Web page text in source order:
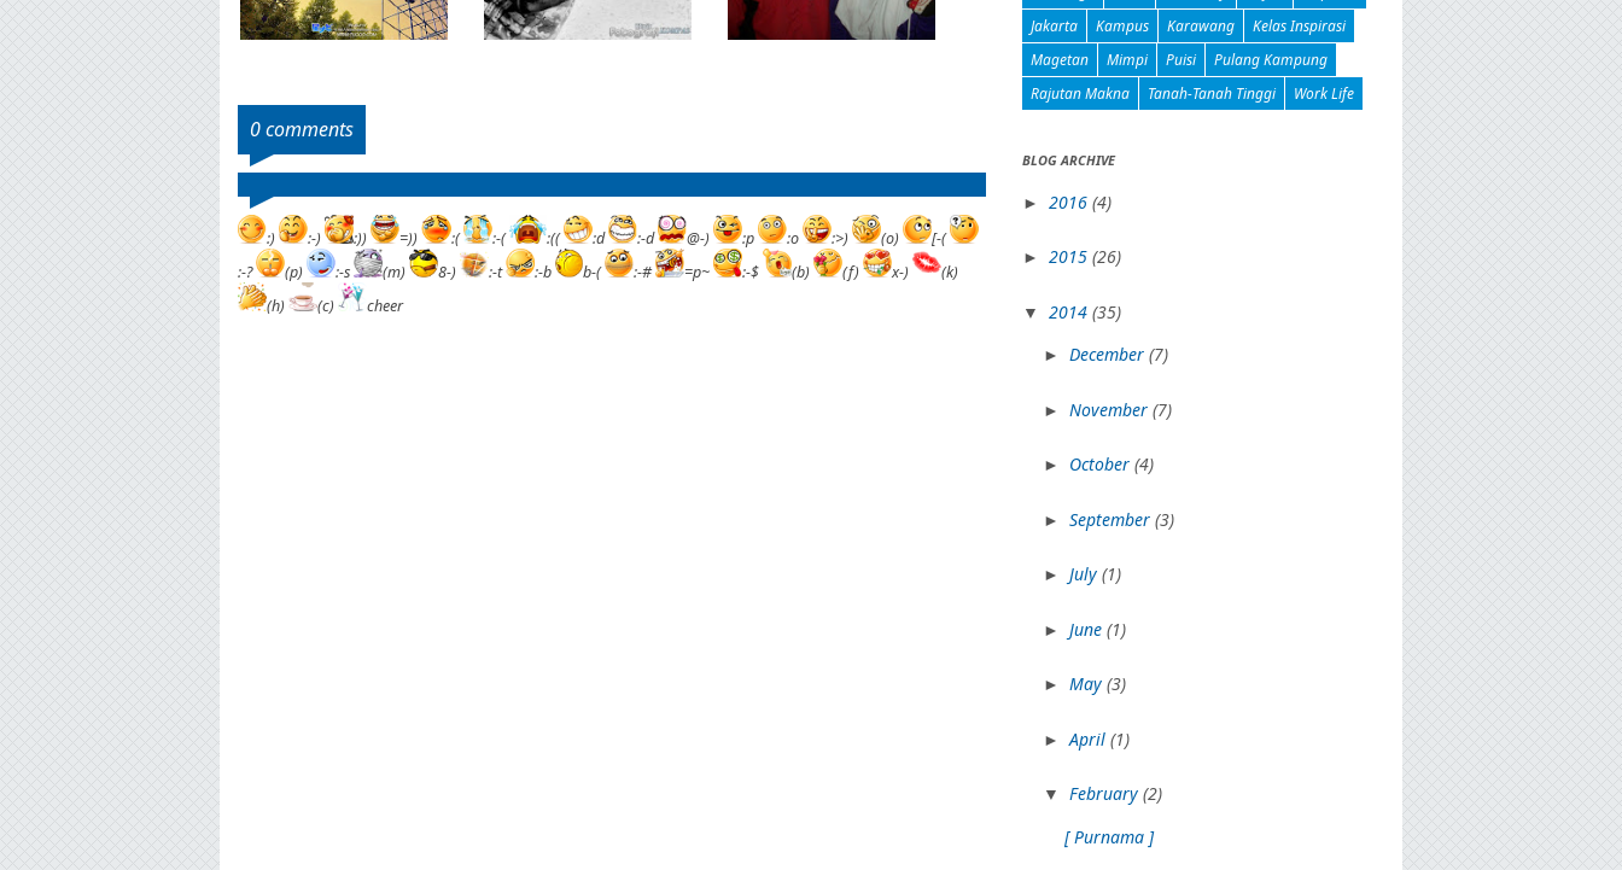
0 comments
:) :-) :)) =)) :( :-( :(( :d :-d @-) :p :o :>) (o)
[-(
:-?
(p) :-s (m) 8-) :-t :-b b-( :-# =p~ :-$ (b) (f) x-)
(k)
(h)
(c) cheer
Jakarta
Kampus Karawang
Kelas Inspirasi
Magetan
Mimpi Puisi
Pulang Kampung
Rajutan Makna
Tanah-Tanah Tinggi Work Life
BLOG ARCHIVE
► 2016 (4)
► 2015 (26)
▼ 2014 (35)
► December (7)
► November (7)
► October (4)
► September (3)
► July (1)
► June (1)
► May (3)
► April (1)
▼ February (2)
[ Purnama ]